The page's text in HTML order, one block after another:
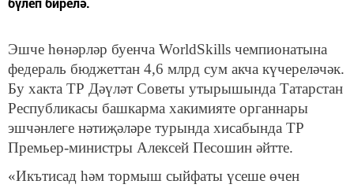
Эшче һөнәрләр буенча WorldSkills чемпионатына
федераль бюджеттан 4,6 млрд сум акча күчереләчәк.
Бу хакта ТР Дәүләт Советы утырышында Татарстан
Республикасы башкарма хакимияте органнары
эшчәнлеге нәтиҗәләре турында хисабында ТР
Премьер-министры Алексей Песошин әйтте.
«Икътисад һәм тормыш сыйфаты үсеше өчен